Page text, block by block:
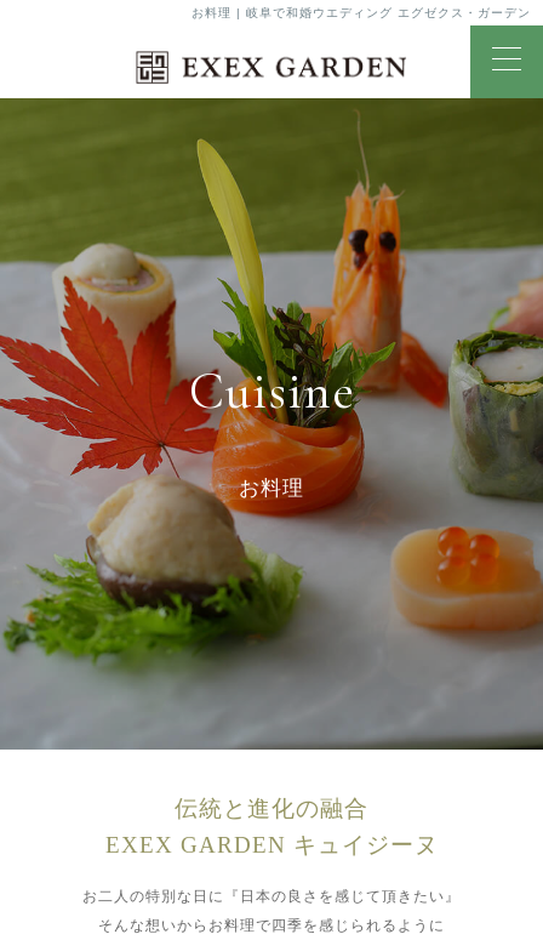
お料理 | 岐阜で和婚ウエディング エグゼクス・ガーデン
Cuisine
お料理
伝統と進化の融合
EXEX GARDEN キュイジーヌ
お二人の特別な日に『日本の良さを感じて頂きたい』
そんな想いからお料理で四季を感じられるように